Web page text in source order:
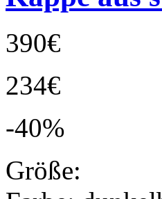
390€
234€
-40%
Größe: